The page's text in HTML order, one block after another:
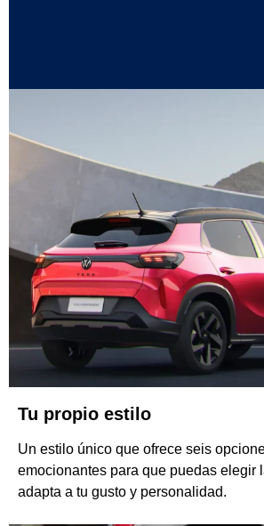
Tu propio estilo
Un estilo único que ofrece seis
emocionantes para que puedas elegir
adapta a tu gusto y personalidad.